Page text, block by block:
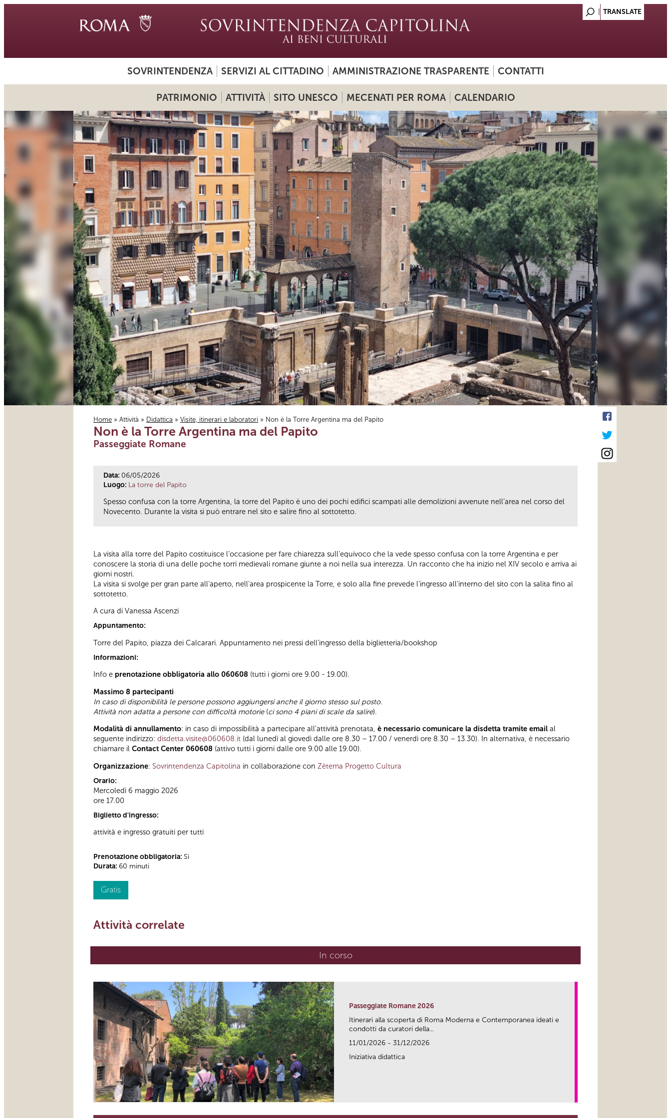
SOVRINTENDENZA SERVIZI AL CITTADINO AMMINISTRAZIONE TRASPARENTE CONTATTI
PATRIMONIO ATTIVITÀ SITO UNESCO MECENATI PER ROMA CALENDARIO
Tu sei qui
Home » Attività » Didattica » Visite, itinerari e laboratori » Non è la Torre Argentina ma del Papito
Non è la Torre Argentina ma del Papito
Passeggiate Romane
Data: 06/05/2026
Luogo: La torre del Papito
Spesso confusa con la torre Argentina, la torre del Papito è uno dei pochi edifici scampati alle demolizioni avvenute nell’area nel corso del
Novecento. Durante la visita si può entrare nel sito e salire fino al sottotetto.
La visita alla torre del Papito costituisce l’occasione per fare chiarezza sull’equivoco che la vede spesso confusa con la torre Argentina e per
conoscere la storia di una delle poche torri medievali romane giunte a noi nella sua interezza. Un racconto che ha inizio nel XIV secolo e arriva ai
giorni nostri.
La visita si svolge per gran parte all’aperto, nell’area prospicente la Torre, e solo alla fine prevede l’ingresso all’interno del sito con la salita fino al
sottotetto.
A cura di Vanessa Ascenzi
Appuntamento:
Torre del Papito, piazza dei Calcarari. Appuntamento nei pressi dell’ingresso della biglietteria/bookshop
Informazioni:
Info e prenotazione obbligatoria allo 060608 (tutti i giorni ore 9.00 - 19.00).
Massimo 8 partecipanti
In caso di disponibilità le persone possono aggiungersi anche il giorno stesso sul posto.
Attività non adatta a persone con difficoltà motorie(ci sono 4 piani di scale da salire).
Modalità di annullamento: in caso di impossibilità a partecipare all’attività prenotata, è necessario comunicare la disdetta tramite email al
seguente indirizzo: disdetta.visite@060608.it (dal lunedì al giovedì dalle ore 8.30 – 17.00 / venerdì ore 8.30 – 13.30). In alternativa, è necessario
chiamare il Contact Center 060608 (attivo tutti i giorni dalle ore 9.00 alle 19.00).
Organizzazione: Sovrintendenza Capitolina in collaborazione con Zètema Progetto Cultura
Orario:
Mercoledì 6 maggio 2026
ore 17.00
Biglietto d'ingresso:
attività e ingresso gratuiti per tutti
Prenotazione obbligatoria: Sì
Durata: 60 minuti
Gratis
Attività correlate
In corso(scheda attiva)
Passeggiate Romane 2026
Itinerari alla scoperta di Roma Moderna e Contemporanea ideati e
condotti da curatori della...
11/01/2026 - 31/12/2026
Iniziativa didattica